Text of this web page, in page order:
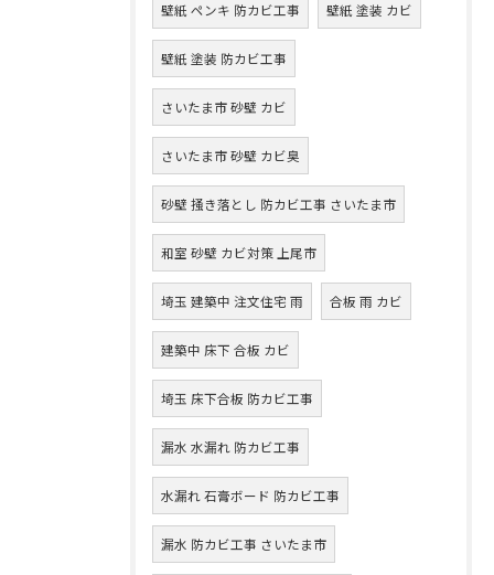
壁紙 ペンキ 防カビ工事 壁紙 塗装 カビ
壁紙 塗装 防カビ工事
さいたま市 砂壁 カビ
さいたま市 砂壁 カビ臭
砂壁 掻き落とし 防カビ工事 さいたま市
和室 砂壁 カビ対策 上尾市
埼玉 建築中 注文住宅 雨 合板 雨 カビ
建築中 床下 合板 カビ
埼玉 床下合板 防カビ工事
漏水 水漏れ 防カビ工事
水漏れ 石膏ボード 防カビ工事
漏水 防カビ工事 さいたま市